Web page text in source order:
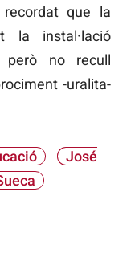
que la
la instal·lació
però no recull
-uralita-
José